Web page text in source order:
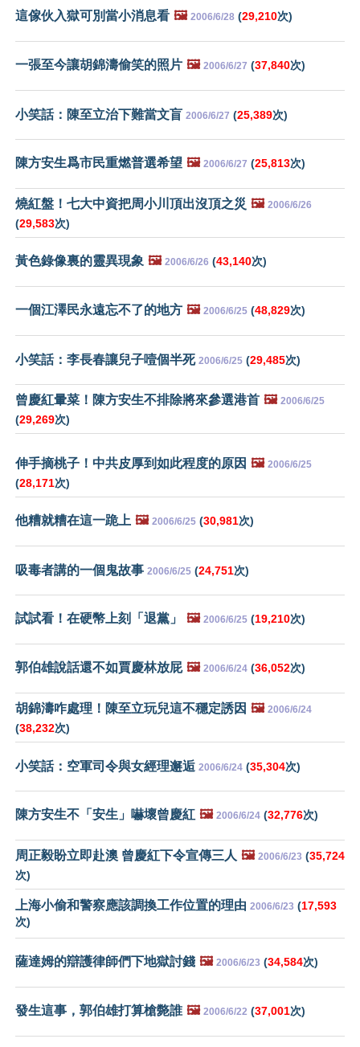
這傢伙入獄可別當小消息看 🖼️ 2006/6/28 (29,210次)
一張至今讓胡錦濤偷笑的照片 🖼️ 2006/6/27 (37,840次)
小笑話：陳至立治下難當文盲 2006/6/27 (25,389次)
陳方安生爲市民重燃普選希望 🖼️ 2006/6/27 (25,813次)
燒紅盤！七大中資把周小川頂出沒頂之災 🖼️ 2006/6/26
(29,583次)
黃色錄像裏的靈異現象 🖼️ 2006/6/26 (43,140次)
一個江澤民永遠忘不了的地方 🖼️ 2006/6/25 (48,829次)
小笑話：李長春讓兒子噎個半死 2006/6/25 (29,485次)
曾慶紅暈菜！陳方安生不排除將來參選港首 🖼️ 2006/6/25
(29,269次)
伸手摘桃子！中共皮厚到如此程度的原因 🖼️ 2006/6/25
(28,171次)
他糟就糟在這一跪上 🖼️ 2006/6/25 (30,981次)
吸毒者講的一個鬼故事 2006/6/25 (24,751次)
試試看！在硬幣上刻「退黨」 🖼️ 2006/6/25 (19,210次)
郭伯雄說話還不如賈慶林放屁 🖼️ 2006/6/24 (36,052次)
胡錦濤咋處理！陳至立玩兒這不穩定誘因 🖼️ 2006/6/24
(38,232次)
小笑話：空軍司令與女經理邂逅 2006/6/24 (35,304次)
陳方安生不「安生」嚇壞曾慶紅 🖼️ 2006/6/24 (32,776次)
周正毅盼立即赴澳 曾慶紅下令宣傳三人 🖼️ 2006/6/23 (35,724
次)
上海小偷和警察應該調換工作位置的理由 2006/6/23 (17,593
次)
薩達姆的辯護律師們下地獄討錢 🖼️ 2006/6/23 (34,584次)
發生這事，郭伯雄打算槍斃誰 🖼️ 2006/6/22 (37,001次)